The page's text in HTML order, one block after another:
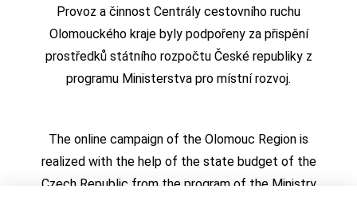
Provoz a činnost Centrály cestovního ruchu
Olomouckého kraje byly podpořeny za přispění
prostředků státního rozpočtu České republiky z
programu Ministerstva pro místní rozvoj.
The online campaign of the Olomouc Region is
realized with the help of the state budget of the
Czech Republic from the program of the Ministry